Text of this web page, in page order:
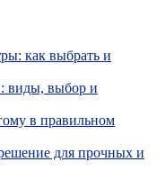
как выбрать и
виды, выбор и
в правильном
для прочных и